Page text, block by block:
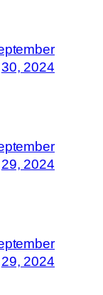
30, 2024
29, 2024
29, 2024